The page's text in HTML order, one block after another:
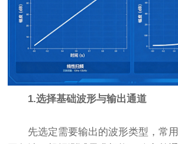
1.选择基础波形与输出通道
先选定需要输出的波形类型，常